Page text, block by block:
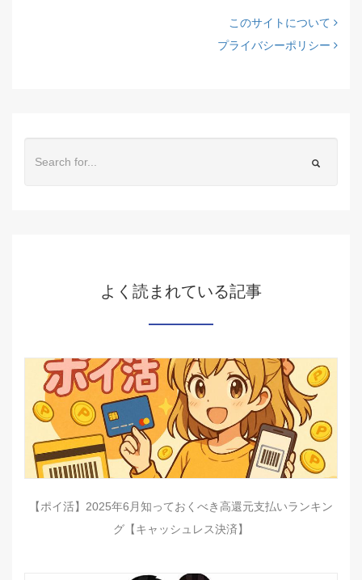
このサイトについて
プライバシーポリシー
よく読まれている記事
【ポイ活】2025年6月知っておくべき高還元支払いランキン
グ【キャッシュレス決済】